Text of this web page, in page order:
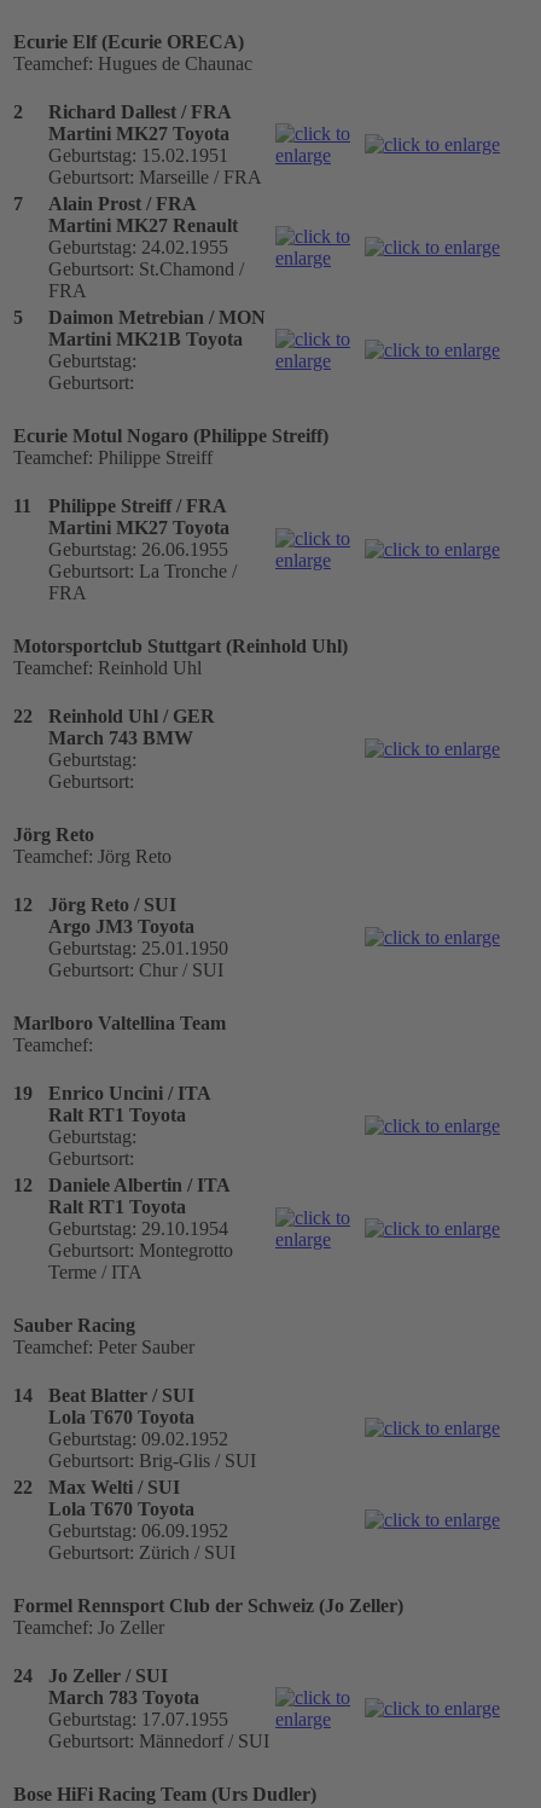
Ecurie Elf (Ecurie ORECA)
Teamchef: Hugues de Chaunac
2
Richard Dallest / FRA
Martini MK27 Toyota
Geburtstag: 15.02.1951
Geburtsort: Marseille / FRA
7
Alain Prost / FRA
Martini MK27 Renault
Geburtstag: 24.02.1955
Geburtsort: St.Chamond /
FRA
5
Daimon Metrebian / MON
Martini MK21B Toyota
Geburtstag:
Geburtsort:
Ecurie Motul Nogaro (Philippe Streiff)
Teamchef: Philippe Streiff
11
Philippe Streiff / FRA
Martini MK27 Toyota
Geburtstag: 26.06.1955
Geburtsort: La Tronche /
FRA
Motorsportclub Stuttgart (Reinhold Uhl)
Teamchef: Reinhold Uhl
22
Reinhold Uhl / GER
March 743 BMW
Geburtstag:
Geburtsort:
Jörg Reto
Teamchef: Jörg Reto
12
Jörg Reto / SUI
Argo JM3 Toyota
Geburtstag: 25.01.1950
Geburtsort: Chur / SUI
Marlboro Valtellina Team
Teamchef:
19
Enrico Uncini / ITA
Ralt RT1 Toyota
Geburtstag:
Geburtsort:
12
Daniele Albertin / ITA
Ralt RT1 Toyota
Geburtstag: 29.10.1954
Geburtsort: Montegrotto
Terme / ITA
Sauber Racing
Teamchef: Peter Sauber
14
Beat Blatter / SUI
Lola T670 Toyota
Geburtstag: 09.02.1952
Geburtsort: Brig-Glis / SUI
22
Max Welti / SUI
Lola T670 Toyota
Geburtstag: 06.09.1952
Geburtsort: Zürich / SUI
Formel Rennsport Club der Schweiz (Jo Zeller)
Teamchef: Jo Zeller
24
Jo Zeller / SUI
March 783 Toyota
Geburtstag: 17.07.1955
Geburtsort: Männedorf / SUI
Bose HiFi Racing Team (Urs Dudler)